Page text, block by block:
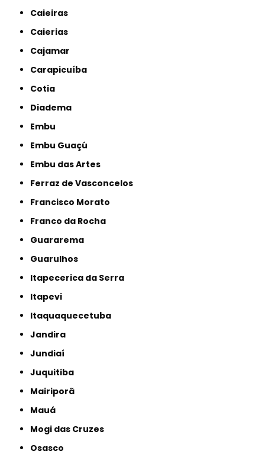
Caieiras
Caierias
Cajamar
Carapicuíba
Cotia
Diadema
Embu
Embu Guaçú
Embu das Artes
Ferraz de Vasconcelos
Francisco Morato
Franco da Rocha
Guararema
Guarulhos
Itapecerica da Serra
Itapevi
Itaquaquecetuba
Jandira
Jundiaí
Juquitiba
Mairiporã
Mauá
Mogi das Cruzes
Osasco